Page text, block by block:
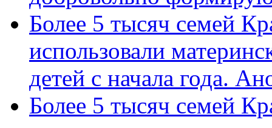
Более 5 тысяч семей
использовали
детей с начала года.
Более 5 тысяч семей